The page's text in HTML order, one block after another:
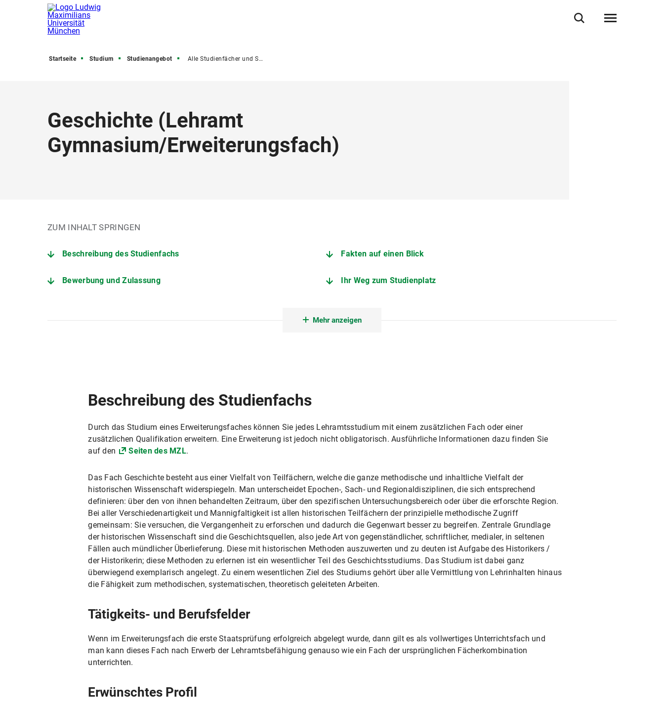
Startseite Studium Studienangebot Alle Studienfächer und Studiengänge
Geschichte (Lehramt
Gymnasium/Erweiterungsfach)
ZUM INHALT SPRINGEN
Beschreibung des Studienfachs Fakten auf einen Blick
Bewerbung und Zulassung Ihr Weg zum Studienplatz
Mehr anzeigen
Beschreibung des Studienfachs
Durch das Studium eines Erweiterungsfaches können Sie jedes Lehramtsstudium mit einem zusätzlichen Fach oder einer
zusätzlichen Qualifikation erweitern. Eine Erweiterung ist jedoch nicht obligatorisch. Ausführliche Informationen dazu finden Sie
auf den
Seiten des MZL.
Das Fach Geschichte besteht aus einer Vielfalt von Teilfächern, welche die ganze methodische und inhaltliche Vielfalt der
historischen Wissenschaft widerspiegeln. Man unterscheidet Epochen-, Sach- und Regionaldisziplinen, die sich entsprechend
definieren: über den von ihnen behandelten Zeitraum, über den spezifischen Untersuchungsbereich oder über die erforschte Region.
Bei aller Verschiedenartigkeit und Mannigfaltigkeit ist allen historischen Teilfächern der prinzipielle methodische Zugriff
gemeinsam: Sie versuchen, die Vergangenheit zu erforschen und dadurch die Gegenwart besser zu begreifen. Zentrale Grundlage
der historischen Wissenschaft sind die Geschichtsquellen, also jede Art von gegenständlicher, schriftlicher, medialer, in seltenen
Fällen auch mündlicher Überlieferung. Diese mit historischen Methoden auszuwerten und zu deuten ist Aufgabe des Historikers /
der Historikerin; diese Methoden zu erlernen ist ein wesentlicher Teil des Geschichtsstudiums. Das Studium ist dabei ganz
überwiegend exemplarisch angelegt. Zu einem wesentlichen Ziel des Studiums gehört über alle Vermittlung von Lehrinhalten hinaus
die Fähigkeit zum methodischen, systematischen, theoretisch geleiteten Arbeiten.
Tätigkeits- und Berufsfelder
Wenn im Erweiterungsfach die erste Staatsprüfung erfolgreich abgelegt wurde, dann gilt es als vollwertiges Unterrichtsfach und
man kann dieses Fach nach Erwerb der Lehramtsbefähigung genauso wie ein Fach der ursprünglichen Fächerkombination
unterrichten.
Erwünschtes Profil